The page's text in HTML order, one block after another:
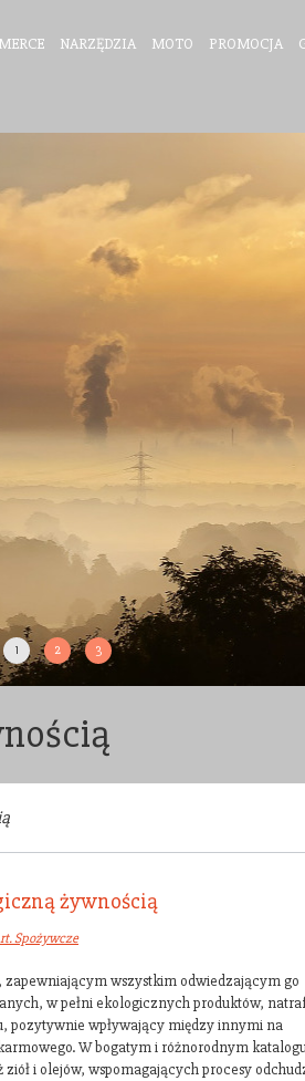
NARZĘDZIA MOTO PROMOCJA
1 2 3
żywnością
Spożywcze
zapewniającym wszystkim odwiedzającym go
w pełni ekologicznych produktów,
pozytywnie wpływający między innymi na
W bogatym i różnorodnym
i olejów, wspomagających procesy